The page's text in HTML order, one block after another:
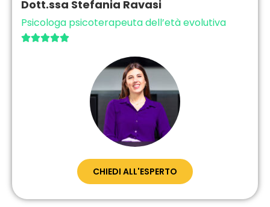
Dott.ssa Stefania Ravasi
Psicologa psicoterapeuta dell’età evolutiva

CHIEDI ALL'ESPERTO